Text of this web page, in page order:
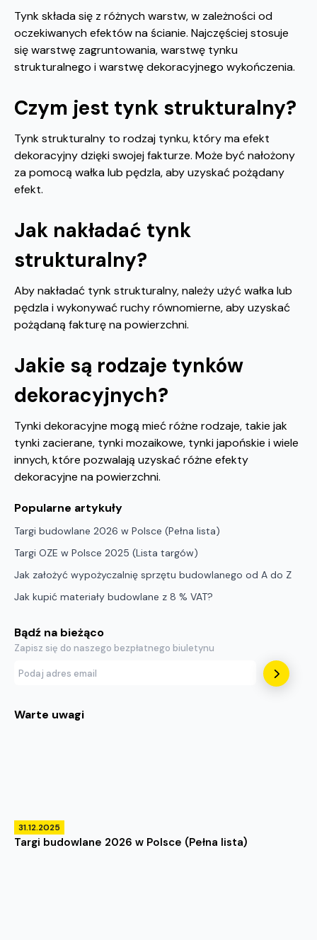
Tynk składa się z różnych warstw, w zależności od
oczekiwanych efektów na ścianie. Najczęściej stosuje
się warstwę zagruntowania, warstwę tynku
strukturalnego i warstwę dekoracyjnego wykończenia.
Czym jest tynk strukturalny?
Tynk strukturalny to rodzaj tynku, który ma efekt
dekoracyjny dzięki swojej fakturze. Może być nałożony
za pomocą wałka lub pędzla, aby uzyskać pożądany
efekt.
Jak nakładać tynk
strukturalny?
Aby nakładać tynk strukturalny, należy użyć wałka lub
pędzla i wykonywać ruchy równomierne, aby uzyskać
pożądaną fakturę na powierzchni.
Jakie są rodzaje tynków
dekoracyjnych?
Tynki dekoracyjne mogą mieć różne rodzaje, takie jak
tynki zacierane, tynki mozaikowe, tynki japońskie i wiele
innych, które pozwalają uzyskać różne efekty
dekoracyjne na powierzchni.
Popularne artykuły
Targi budowlane 2026 w Polsce (Pełna lista)
Targi OZE w Polsce 2025 (Lista targów)
Jak założyć wypożyczalnię sprzętu budowlanego od A do Z
Jak kupić materiały budowlane z 8 % VAT?
Bądź na bieżąco
Zapisz się do naszego bezpłatnego biuletynu
Warte uwagi
31.12.2025
Targi budowlane 2026 w Polsce (Pełna lista)